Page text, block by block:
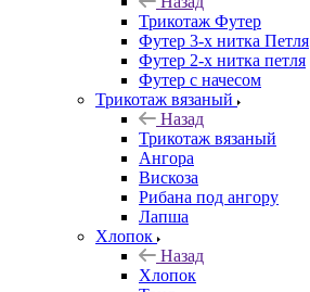
Трикотаж Футер
Футер 3-х нитка Петля
Футер 2-х нитка петля
Футер с начесом
Трикотаж вязаный
Назад
Трикотаж вязаный
Ангора
Вискоза
Рибана под ангору
Лапша
Хлопок
Назад
Хлопок